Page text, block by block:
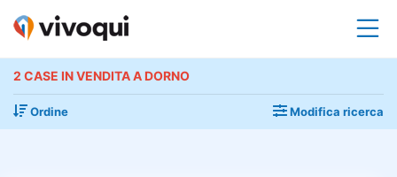
2 CASE IN VENDITA A DORNO
Ordine Modifica ricerca